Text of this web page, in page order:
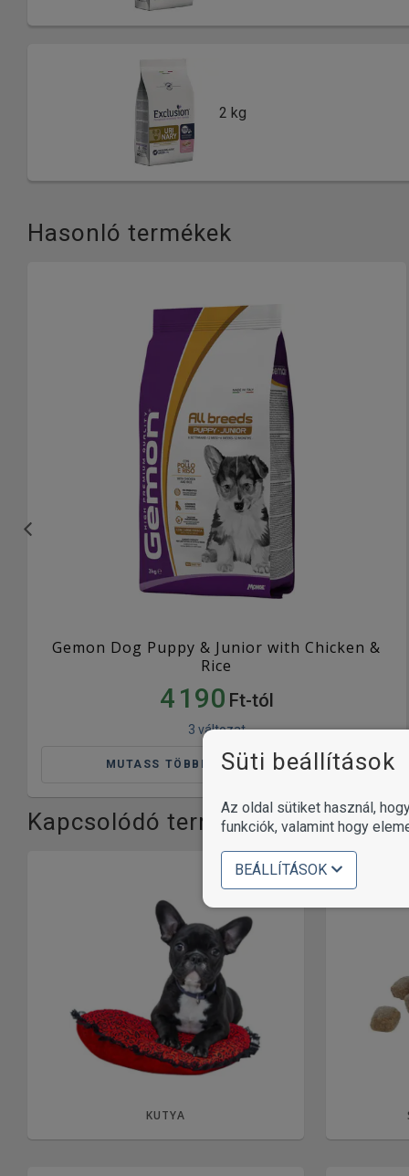
2 kg
Hasonló termékek
Gemon Dog Puppy & Junior with Chicken &
Rice
4 190 Ft-tól
3 változat
MUTASS TÖBBET
Kapcsolódó termékkategóriák
KUTYA
Süti beállítások
Az oldal sütiket használ,
funkciók, valamint hogy
BEÁLLÍTÁSOK